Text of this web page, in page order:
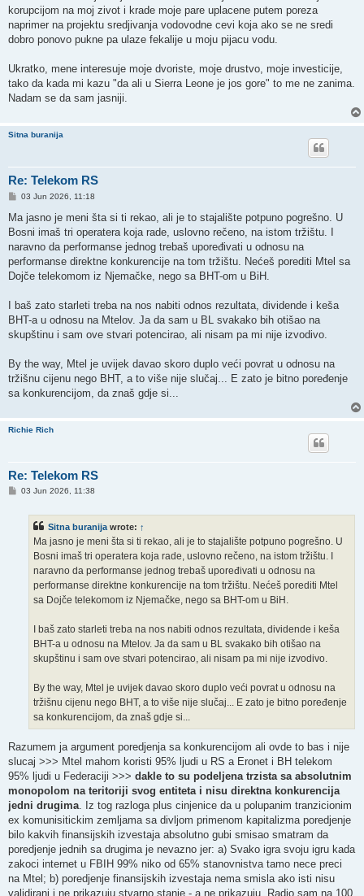
korupcijom na moj zivot i krade moje pare uplacene putem poreza
naprimer na projektu sredjivanja vodovodne cevi koja ako se ne sredi
dobro ponovo pukne pa ulaze fekalije u moju pijacu vodu.
Ukratko, mene interesuje moje dvoriste, moje drustvo, moje investicije,
tako da kada mi kazu "da ali u Sierra Leone je jos gore" to me ne zanima.
Nadam se da sam jasniji.
Sitna buranija
Re: Telekom RS
P
s
03 Jun 2026, 11:18
Ma jasno je meni šta si ti rekao, ali je to stajalište potpuno pogrešno. U
Bosni imaš tri operatera koja rade, uslovno rečeno, na istom tržištu. I
naravno da performanse jednog trebaš upoređivati u odnosu na
performanse direktne konkurencije na tom tržištu. Nećeš porediti Mtel sa
Dojče telekomom iz Njemačke, nego sa BHT-om u BiH.
I baš zato starleti treba na nos nabiti odnos rezultata, dividende i keša
BHT-a u odnosu na Mtelov. Ja da sam u BL svakako bih otišao na
skupštinu i sam ove stvari potencirao, ali nisam pa mi nije izvodivo.
By the way, Mtel je uvijek davao skoro duplo veći povrat u odnosu na
tržišnu cijenu nego BHT, a to više nije slučaj... E zato je bitno poređenje
sa konkurencijom, da znaš gdje si...
Richie Rich
Re: Telekom RS
P03 Jun 2026, 11:38
Sitna buranija wrote: ↑
Ma jasno je meni šta si ti rekao, ali je to stajalište potpuno pogrešno. U
Bosni imaš tri operatera koja rade, uslovno rečeno, na istom tržištu. I
naravno da performanse jednog trebaš upoređivati u odnosu na
performanse direktne konkurencije na tom tržištu. Nećeš porediti Mtel
sa Dojče telekomom iz Njemačke, nego sa BHT-om u BiH.
I baš zato starleti treba na nos nabiti odnos rezultata, dividende i keša
BHT-a u odnosu na Mtelov. Ja da sam u BL svakako bih otišao na
skupštinu i sam ove stvari potencirao, ali nisam pa mi nije izvodivo.
By the way, Mtel je uvijek davao skoro duplo veći povrat u odnosu na
tržišnu cijenu nego BHT, a to više nije slučaj... E zato je bitno poređenje
sa konkurencijom, da znaš gdje si...
Razumem ja argument poredjenja sa konkurencijom ali ovde to bas i nije
slucaj >>> Mtel mahom koristi 95% ljudi u RS a Eronet i BH telekom
95% ljudi u Federaciji >>> dakle to su podeljena trzista sa absolutnim
monopolom na teritoriji svog entiteta i nisu direktna konkurencija
jedni drugima . Iz tog razloga plus cinjenice da u polupanim tranzicionim
ex komunisitickim zemljama sa divljom primenom kapitalizma poredjenje
bilo kakvih finansijskih izvestaja absolutno gubi smisao smatram da
poredjenje jednih sa drugima je nevazno jer: a) Svako igra svoju igru kada
zakoci internet u FBIH 99% niko od 65% stanovnistva tamo nece preci
na Mtel; b) poredjenje finansijskih izvestaja nema smisla ako isti nisu
validirani i ne prikazuju stvarno stanje - a ne prikazuju. Radio sam na 100